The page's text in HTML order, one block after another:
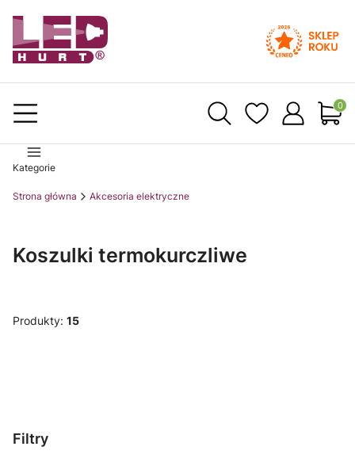
Kategorie
Strona główna Akcesoria elektryczne
Koszulki termokurczliwe
Produkty: 15
Filtry